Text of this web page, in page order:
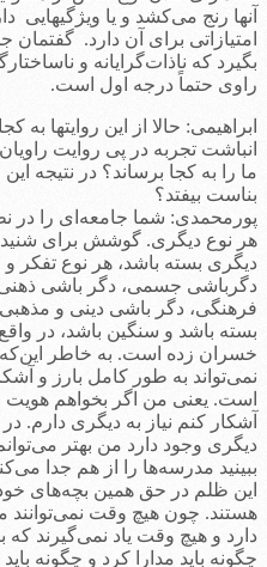
آنها رنج می‌کشد و یا ویژگیهایی
امتیازاتی برای آن دارد.
بگیرد که ناذات‌گرایانه و
راوی حتماً درجه اول است.
ابراهیمی: حالا از این روایتها
انباشت تجربه در پی روایت
ما را به کجا برساند؟ در نتیجه این
بناست بیفتد؟
پورمحمدی: شما جامعه‌ای را در
هر نوع دیگری. گوشش برای
دیگری بسته باشد، هر نوع تفکر
دگرباشی‌ جسمی، دگر باشی
فرهنگی، دگر باشی دینی و
بسته باشد و سنگین باشد، در
خسران زده است. به خاطر
نمی‌تواند به طور کامل بارز و
است. یعنی من اگر بخواهم
آشکار کنم نیاز به دیگری دارم.
دیگری وجود دارد من بهتر
ببینید مدرسه‌ها را از هم جدا
این ظلم در حق همین بچه‌های
هستند. چون هیچ وقت
دارد و هیچ وقت یاد نمی‌گیرند که
چگونه باید مدارا کرد و چگونه